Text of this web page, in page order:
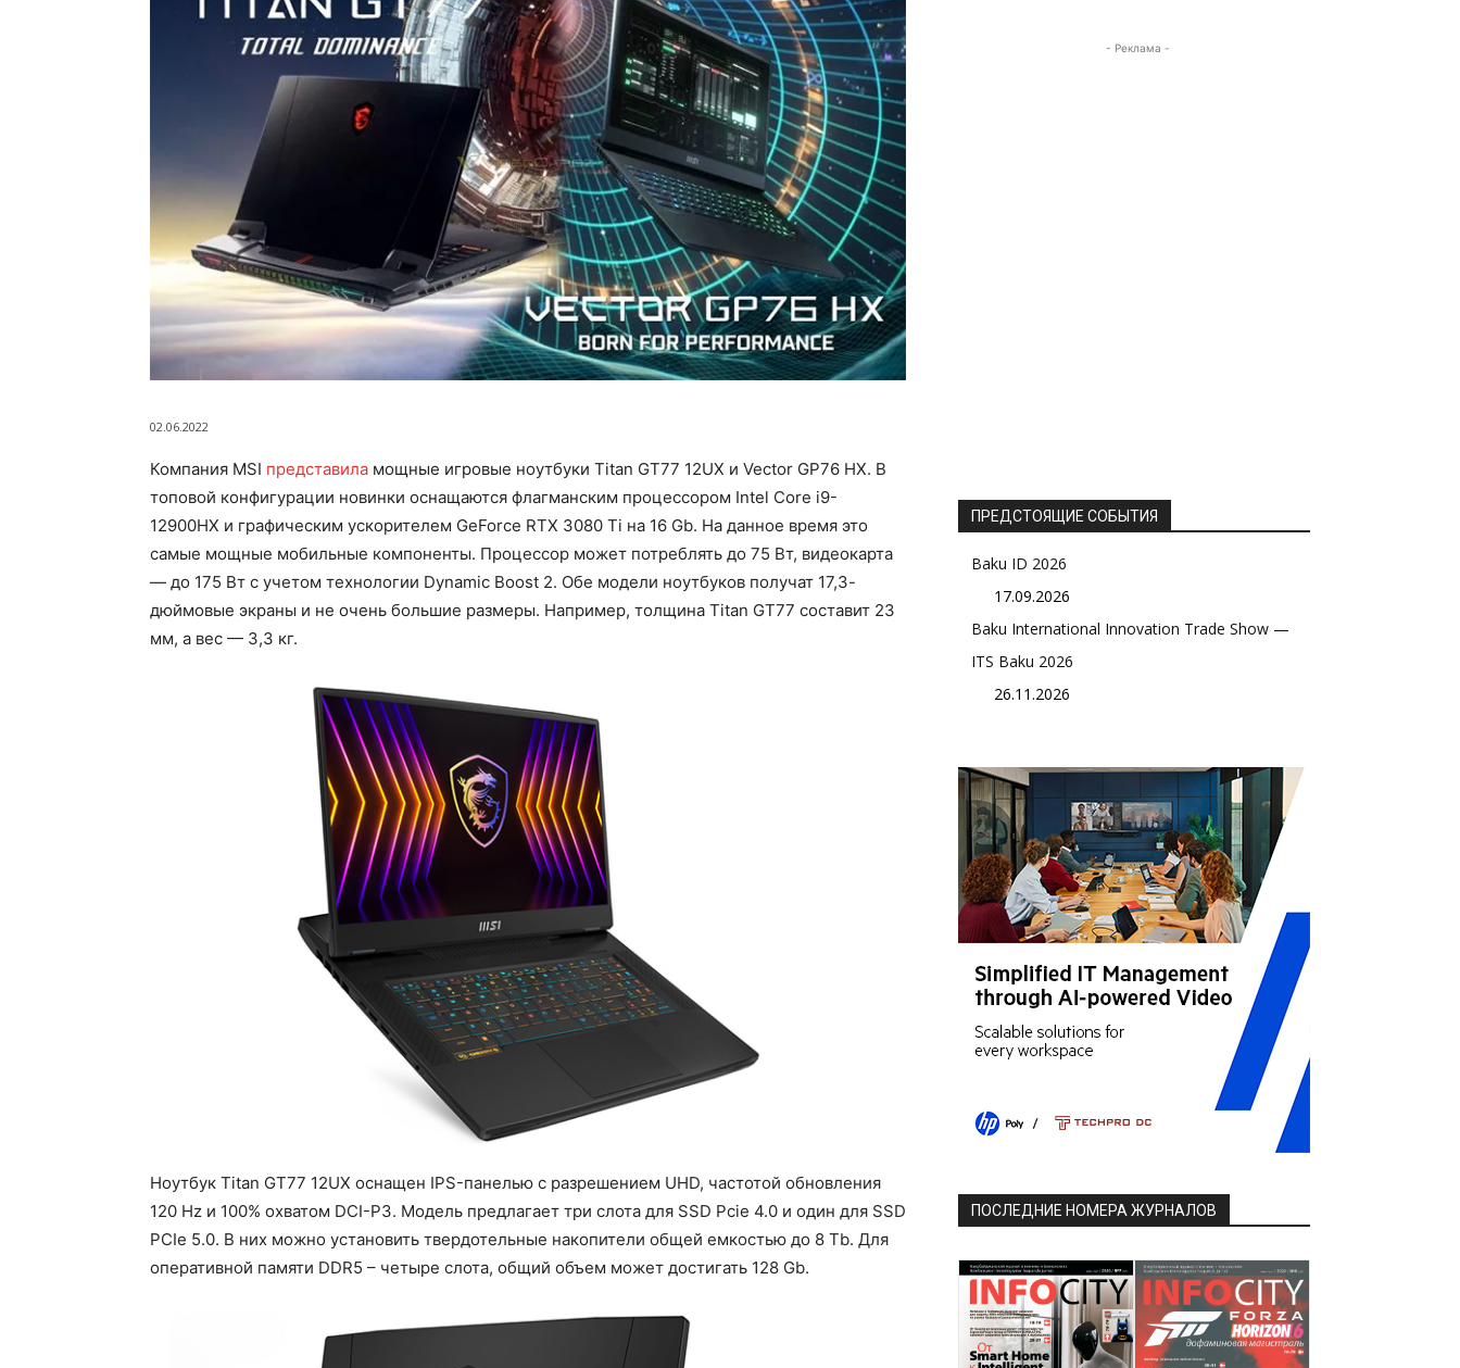
02.06.2022
Компания MSI представила мощные игровые ноутбуки Titan GT77 12UX и Vector GP76 HX. В
топовой конфигурации новинки оснащаются флагманским процессором Intel Core i9-
12900HX и графическим ускорителем GeForce RTX 3080 Ti на 16 Gb. На данное время это
самые мощные мобильные компоненты. Процессор может потреблять до 75 Вт, видеокарта
— до 175 Вт с учетом технологии Dynamic Boost 2. Обе модели ноутбуков получат 17,3-
дюймовые экраны и не очень большие размеры. Например, толщина Titan GT77 составит 23
мм, а вес — 3,3 кг.
Ноутбук Titan GT77 12UX оснащен IPS-панелью с разрешением UHD, частотой обновления
120 Hz и 100% охватом DCI-P3. Модель предлагает три слота для SSD Pcie 4.0 и один для SSD
PCIe 5.0. В них можно установить твердотельные накопители общей емкостью до 8 Tb. Для
оперативной памяти DDR5 – четыре слота, общий объем может достигать 128 Gb.
- Реклама -
ПРЕДСТОЯЩИЕ СОБЫТИЯ
Baku ID 2026
17.09.2026
Baku International Innovation Trade Show —
ITS Baku 2026
26.11.2026
ПОСЛЕДНИЕ НОМЕРА ЖУРНАЛОВ